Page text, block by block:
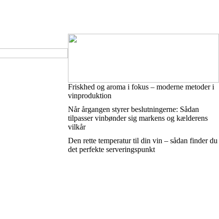
Friskhed og aroma i fokus – moderne metoder i
vinproduktion
Når årgangen styrer beslutningerne: Sådan
tilpasser vinbønder sig markens og kælderens
vilkår
Den rette temperatur til din vin – sådan finder du
det perfekte serveringspunkt